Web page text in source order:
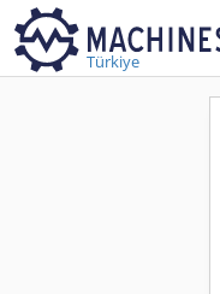
Türkiye